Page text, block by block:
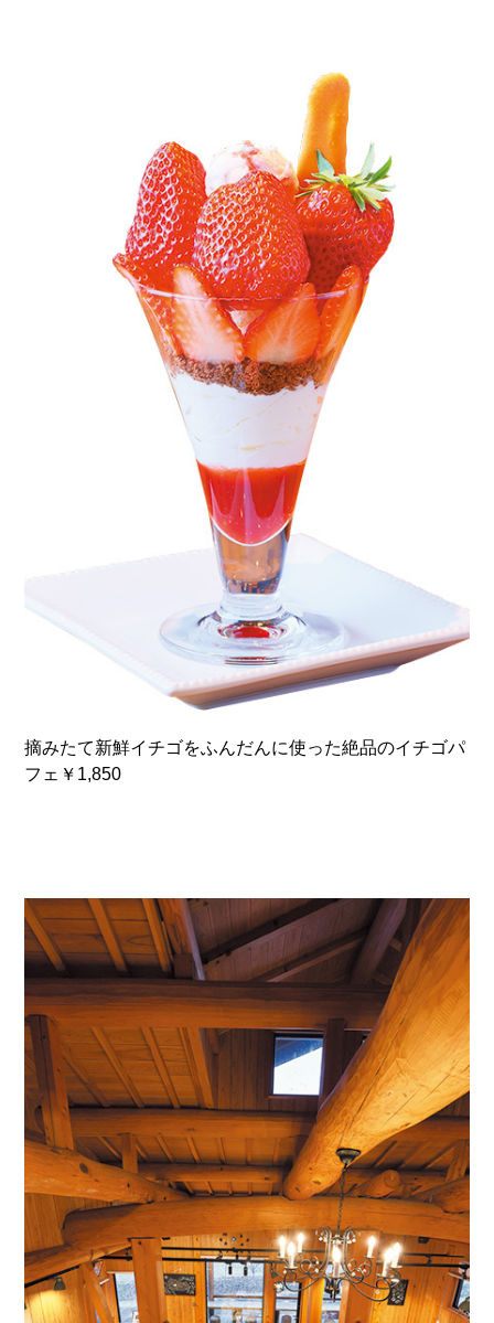
摘みたて新鮮イチゴをふんだんに使った絶品のイチゴパ
フェ￥1,850